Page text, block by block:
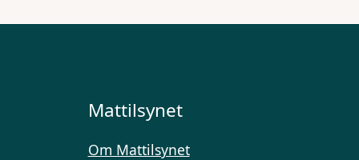
Mattilsynet
Om Mattilsynet